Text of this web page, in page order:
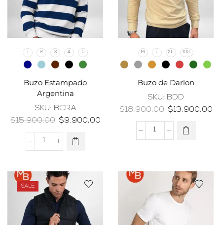
1 2 3 4 5
Buzo Estampado
Argentina
SKU: BCRA
$15.900,00 $9.900,00
M L XL XXL
Buzo de Darlon
SKU: BDD
$18.900,00 $13.900,00
SALE